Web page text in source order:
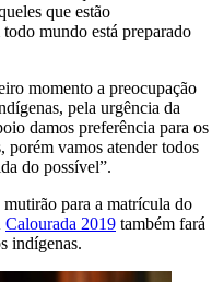
que estão
mundo está preparado
momento a preocupação
pela urgência da
damos preferência para os
porém vamos atender todos
do possível”.
para a matrícula do
Calourada 2019 também fará
indígenas.